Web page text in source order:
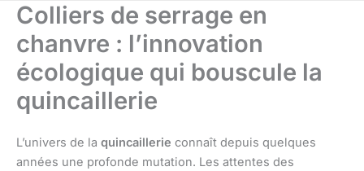
Colliers de serrage en
chanvre : l’innovation
écologique qui bouscule la
quincaillerie
L’univers de la quincaillerie connaît depuis quelques
années une profonde mutation. Les attentes des